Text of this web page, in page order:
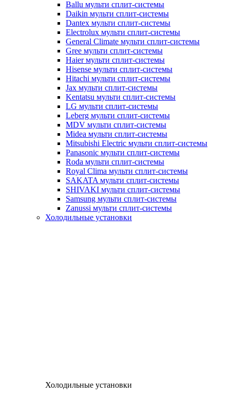
Ballu мульти сплит-системы
Daikin мульти сплит-системы
Dantex мульти сплит-системы
Electrolux мульти сплит-системы
General Climate мульти сплит-системы
Gree мульти сплит-системы
Haier мульти сплит-системы
Hisense мульти сплит-системы
Hitachi мульти сплит-системы
Jax мульти сплит-системы
Kentatsu мульти сплит-системы
LG мульти сплит-системы
Leberg мульти сплит-системы
MDV мульти сплит-системы
Midea мульти сплит-системы
Mitsubishi Electric мульти сплит-системы
Panasonic мульти сплит-системы
Roda мульти сплит-системы
Royal Clima мульти сплит-системы
SAKATA мульти сплит-системы
SHIVAKI мульти сплит-системы
Samsung мульти сплит-системы
Zanussi мульти сплит-системы
Холодильные установки
Холодильные установки